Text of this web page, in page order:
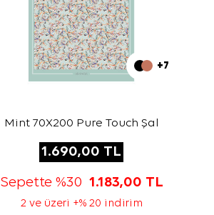
+7
Mint 70X200 Pure Touch Şal
1.690,00 TL
Sepette %30 1.183,00 TL
2 ve üzeri +% 20 indirim